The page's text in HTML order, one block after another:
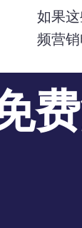
如果
频营销